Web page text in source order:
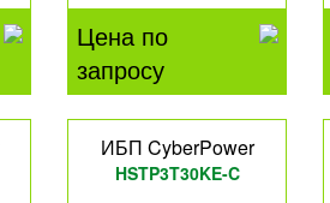
Цена по
запросу
ИБП CyberPower
HSTP3T30KE-C